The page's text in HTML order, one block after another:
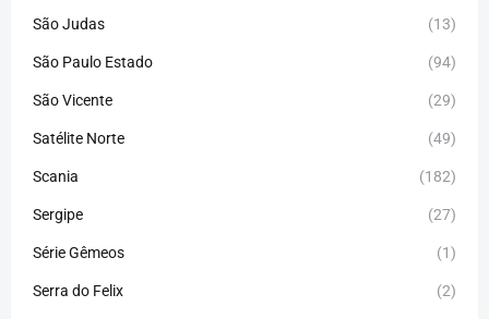
São Judas (13)
São Paulo Estado (94)
São Vicente (29)
Satélite Norte (49)
Scania (182)
Sergipe (27)
Série Gêmeos (1)
Serra do Felix (2)